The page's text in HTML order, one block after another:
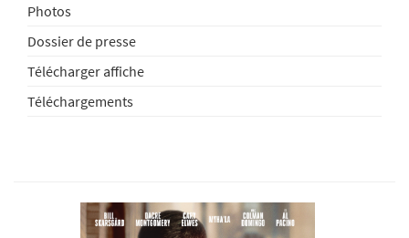
Photos
Dossier de presse
Télécharger affiche
Téléchargements